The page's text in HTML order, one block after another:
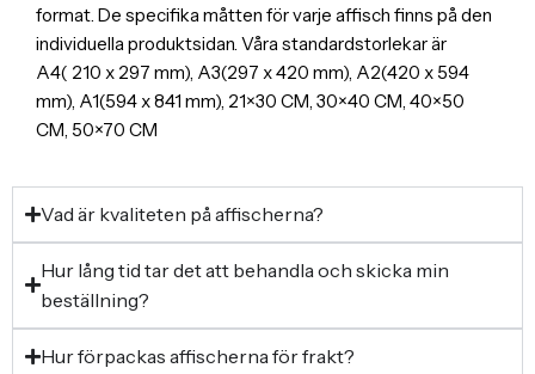
format. De specifika måtten för varje affisch finns på den
individuella produktsidan. Våra standardstorlekar är
A4( 210 x 297 mm), A3(297 x 420 mm), A2(420 x 594
mm), A1(594 x 841 mm), 21×30 CM, 30×40 CM, 40×50
CM, 50×70 CM
Vad är kvaliteten på affischerna?
Hur lång tid tar det att behandla och skicka min
beställning?
Hur förpackas affischerna för frakt?